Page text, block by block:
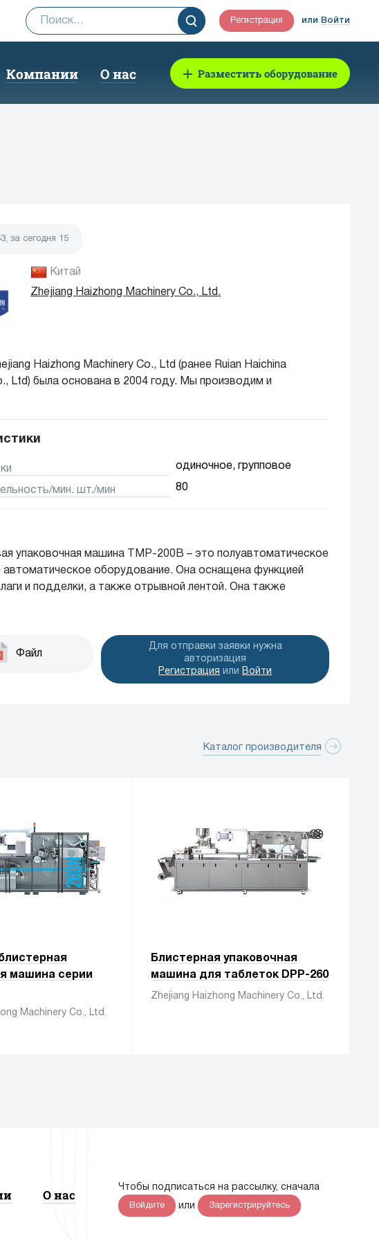
Регистрация или Войти
Компании О нас Разместить оборудование
, за сегодня 15
Китай
Zhejiang Haizhong Machinery Co., Ltd.
Haizhong Machinery Co., Ltd (ранее Ruian Haichina
Ltd) была основана в 2004 году. Мы производим и
технологическое и упаковочное
решений для фармацевтической, косметической,
машины, машины для упаковки в целлофановую пленку,
в пакеты типа «флоу-пак» и упаковочные линии.
одиночное, групповое
мин. шт./мин 80
упаковочная машина TMP-200B – это полуавтоматическое
автоматическое оборудование. Она оснащена функцией
и подделки, а также отрывной лентой. Она также
продукции и её ценность. Может использоваться с
20-80 упаковок в минуту.
Файл
Для отправки заявки нужна
авторизация
Регистрация или Войти
Каталог производителя
машина серии
Machinery Co., Ltd.
Блистерная упаковочная
машина для таблеток DPP-260
Zhejiang Haizhong Machinery Co., Ltd.
О нас Чтобы подписаться на рассылку, сначала
Войдите или Зарегистрируйтесь